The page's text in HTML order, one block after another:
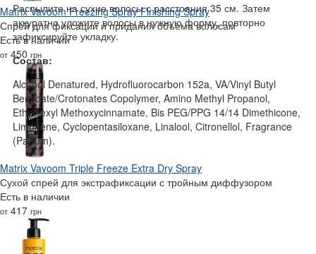
Распылите на сухие волосы с расстояния 35 см. Затем
аккуратно уложите волосы в нужную форму, повторно
зафиксируйте укладку.
Состав:
Alcohol Denatured, Hydrofluorocarbon 152a, VA/Vinyl Butyl
Benzoate/Crotonates Copolymer, Amino Methyl Propanol,
Ethylhexyl Methoxycinnamate, Bis PEG/PPG 14/14 Dimethicone,
Limonene, Cyclopentasiloxane, Linalool, Citronellol, Fragrance
(Parfum).
Matrix Vavoom Freezing Spray Finishing Spray
Спрей для фиксации и придания объема волосам
Есть в наличии
от 450 грн
Matrix Vavoom Triple Freeze Extra Dry Spray
Сухой спрей для экстрафиксации с тройным диффузором
Есть в наличии
от 417 грн